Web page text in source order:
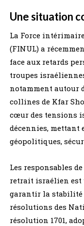
Une situation
La Force
(FINUL) a
face aux retards
troupes
notamment autour
collines de Kfar
cœur des tensions
décennies, mettant
géopolitiques,
Les responsables
retrait israélien est
garantir la stabilité
résolutions des
résolution 1701,